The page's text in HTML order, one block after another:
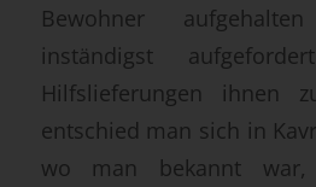
Bewohner
inständigst
Hilfslieferungen ihnen
entschied man sich in
wo man bekannt war,